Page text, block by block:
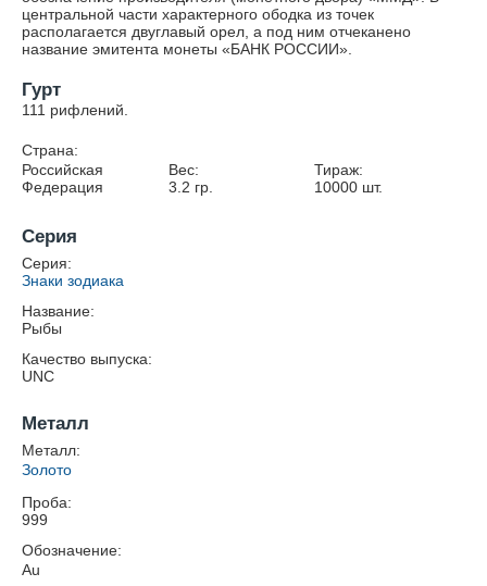
центральной части характерного ободка из точек
располагается двуглавый орел, а под ним отчеканено
название эмитента монеты «БАНК РОССИИ».
Гурт
111 рифлений.
Страна:
Российская
Федерация
Вес:
3.2 гр.
Тираж:
10000 шт.
Серия
Серия:
Знаки зодиака
Название:
Рыбы
Качество выпуска:
UNC
Металл
Металл:
Золото
Проба:
999
Обозначение:
Au